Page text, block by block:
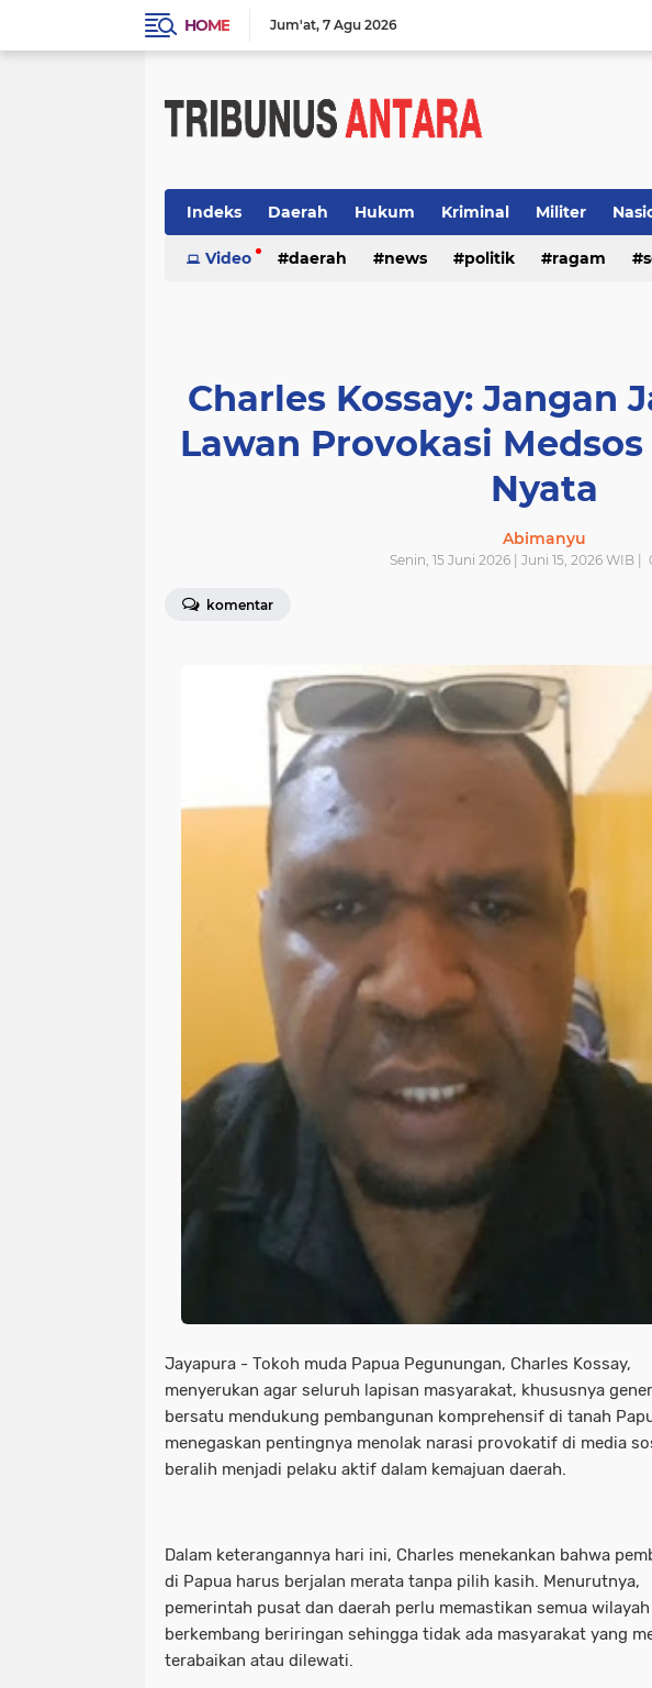
HOME Jum'at 7 Agu 2026
Indeks Daerah Hukum Kriminal Militer
Video daerah news politik ragam
Charles Kossay: Jangan
Lawan Provokasi
Nyata
Abimanyu
Senin, 15 Juni 2026 | Juni 15, 2026 WIB |
komentar
Jayapura - Tokoh muda Papua Pegunungan, Charles Kossay,
menyerukan agar seluruh lapisan masyarakat, khususnya
bersatu mendukung pembangunan komprehensif di tanah
menegaskan pentingnya menolak narasi provokatif di media
beralih menjadi pelaku aktif dalam kemajuan daerah.
Dalam keterangannya hari ini, Charles menekankan bahwa
di Papua harus berjalan merata tanpa pilih kasih. Menurutnya,
pemerintah pusat dan daerah perlu memastikan semua wilayah
berkembang beriringan sehingga tidak ada masyarakat yang
terabaikan atau dilewati.